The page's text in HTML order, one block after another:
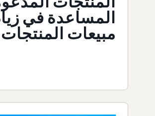
المساعدة في
مبيعات المنتجات